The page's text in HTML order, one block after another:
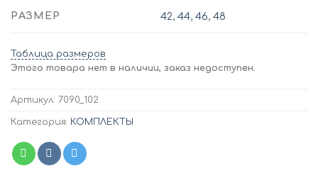
РАЗМЕР 42,44,46,48
Таблица размеров
Этого товара нет в наличии, заказ недоступен.
Артикул: 7090_102
Категория: КОМПЛЕКТЫ